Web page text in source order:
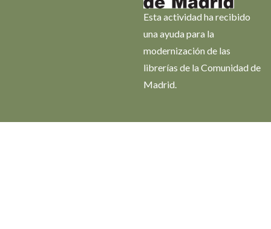
Esta actividad ha recibido
una ayuda para la
modernización de las
librerías de la Comunidad de
Madrid.